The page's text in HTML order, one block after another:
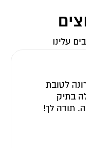
עלינו
לטובת
היא טיפלה בתיק